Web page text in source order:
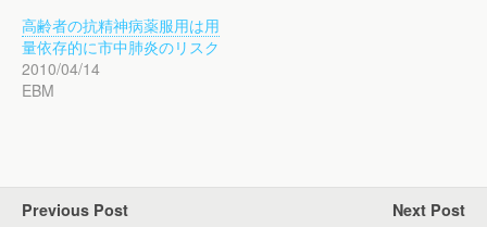
高齢者の抗精神病薬服用は用
量依存的に市中肺炎のリスク
2010/04/14
EBM
Previous Post Next Post